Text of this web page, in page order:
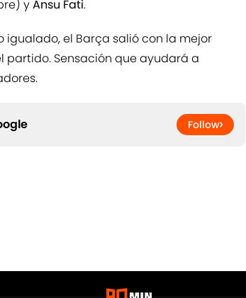
partido. Sensación que ayudará a
Follow